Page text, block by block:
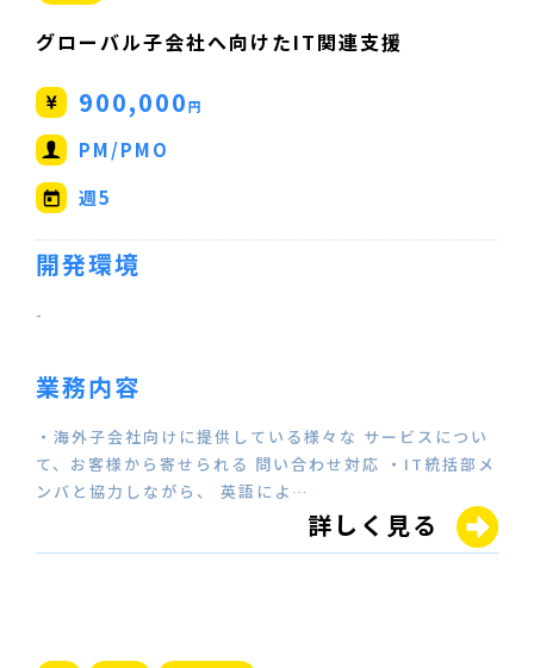
グローバル子会社へ向けたIT関連支援
900,000円
PM/PMO
週5
開発環境
-
業務内容
・海外子会社向けに提供している様々な サービスについ
て、お客様から寄せられる 問い合わせ対応 ・IT統括部メ
ンバと協力しながら、 英語によ…
詳しく見る